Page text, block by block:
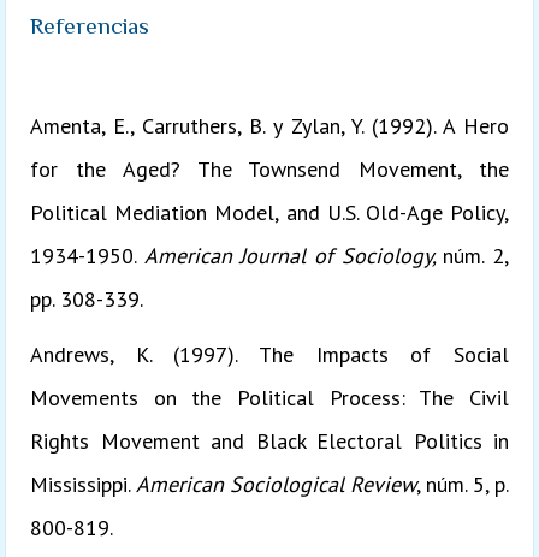
Referencias
Amenta, E., Carruthers, B. y Zylan, Y. (1992). A Hero
for the Aged? The Townsend Movement, the
Political Mediation Model, and U.S. Old-Age Policy,
1934-1950. American Journal of Sociology, núm. 2,
pp. 308-339.
Andrews, K. (1997). The Impacts of Social
Movements on the Political Process: The Civil
Rights Movement and Black Electoral Politics in
Mississippi.American Sociological Review, núm. 5, p.
800-819.